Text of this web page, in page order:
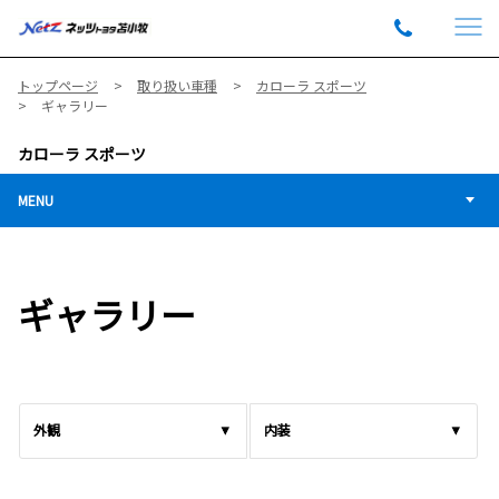
トップページ 取り扱い車種
カローラ スポーツ
ギャラリー
カローラ スポーツ
MENU
ギャラリー
外観 内装